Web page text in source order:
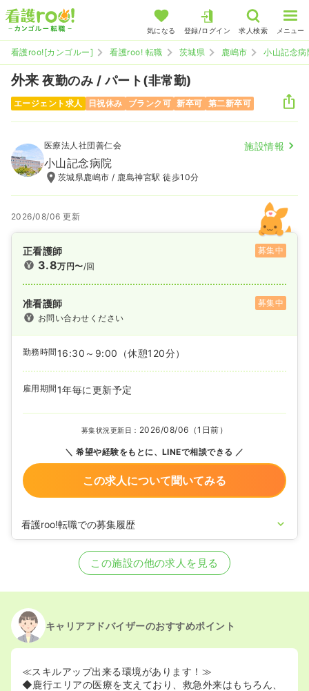
気になる 登録/ログイン 求人検索 メニュー
看護roo![カンゴルー] 看護roo! 転職 茨城県 鹿嶋市 小山記念病
外来 夜勤のみ / パート(非常勤)
エージェント求人 日祝休み ブランク可 新卒可 第二新卒可
医療法人社団善仁会 施設情報
小山記念病院
茨城県鹿嶋市 / 鹿島神宮駅 徒歩10分
2026/08/06 更新
正看護師 募集中
3.8万円〜/回
准看護師
募集中
お問い合わせください
勤務時間 16:30～9:00 （休憩120分）
雇用期間 1年毎に更新予定
募集状況更新日： 2026/08/06（1日前）
希望や経験をもとに、LINEで相談できる
この求人について聞いてみる
看護roo!転職での募集履歴
この施設の他の求人を見る
キャリアアドバイザーのおすすめポイント
≪スキルアップ出来る環境があります！≫
◆鹿行エリアの医療を支えており、救急外来はもちろん、